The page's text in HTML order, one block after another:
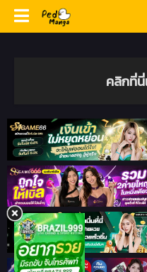
คลิกที่